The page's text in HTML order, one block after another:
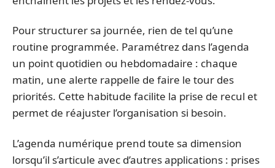
Pour structurer sa journée, rien de tel qu’une
routine programmée. Paramétrez dans l’agenda
un point quotidien ou hebdomadaire : chaque
matin, une alerte rappelle de faire le tour des
priorités. Cette habitude facilite la prise de recul et
permet de réajuster l’organisation si besoin.
L’agenda numérique prend toute sa dimension
lorsqu’il s’articule avec d’autres applications : prises